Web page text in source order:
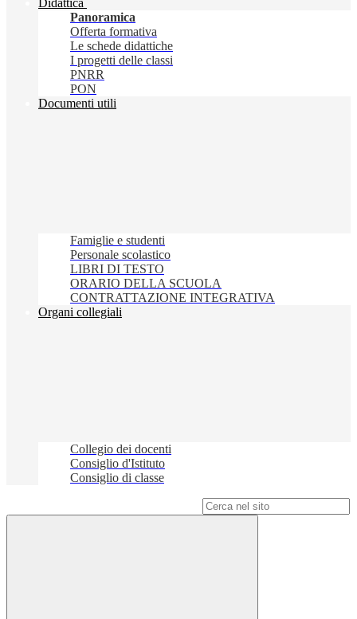
Didattica
Panoramica
Offerta formativa
Le schede didattiche
I progetti delle classi
PNRR
PON
Documenti utili
Famiglie e studenti
Personale scolastico
LIBRI DI TESTO
ORARIO DELLA SCUOLA
CONTRATTAZIONE INTEGRATIVA
Organi collegiali
Collegio dei docenti
Consiglio d'Istituto
Consiglio di classe